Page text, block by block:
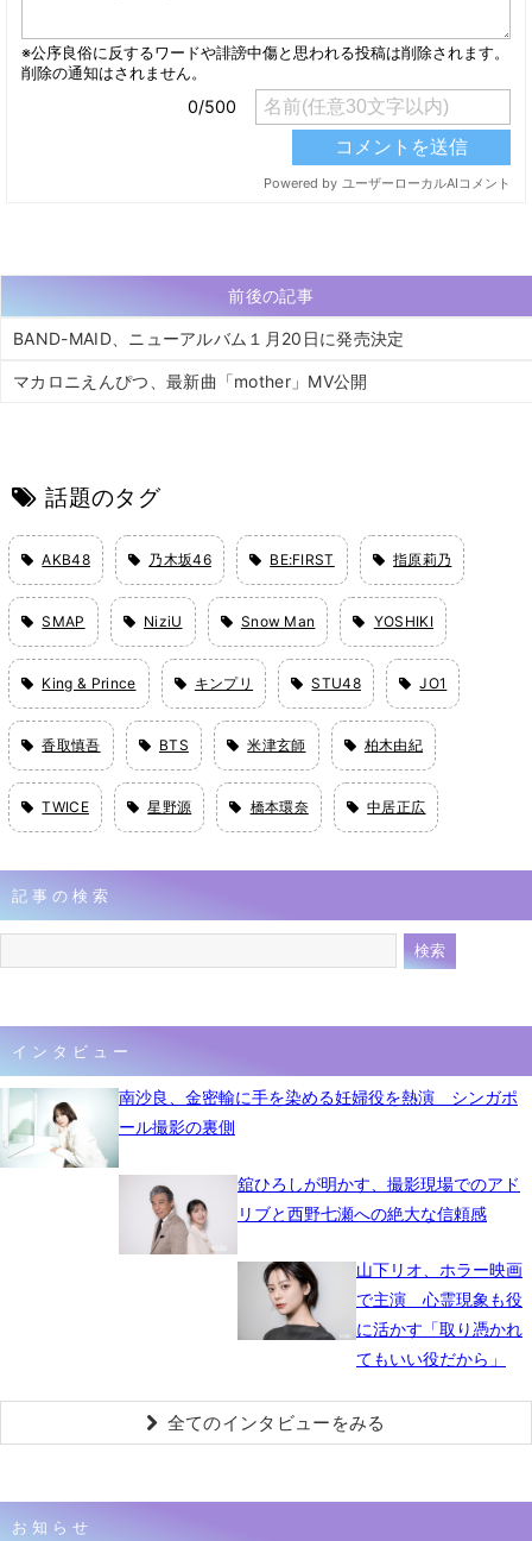
前後の記事
BAND-MAID、ニューアルバム１月20日に発売決定
マカロニえんぴつ、最新曲「mother」MV公開
話題のタグ
AKB48 乃木坂46 BE:FIRST 指原莉乃
SMAP NiziU Snow Man YOSHIKI
King & Prince キンプリ STU48 JO1
香取慎吾 BTS 米津玄師 柏木由紀
TWICE 星野源 橋本環奈 中居正広
記事の検索
インタビュー
南沙良、金密輸に手を染める妊婦役を熱演 シンガポ
ール撮影の裏側
舘ひろしが明かす、撮影現場でのアド
リブと西野七瀬への絶大な信頼感
山下リオ、ホラー映画
で主演 心霊現象も役
に活かす「取り憑かれ
てもいい役だから」
全てのインタビューをみる
お知らせ